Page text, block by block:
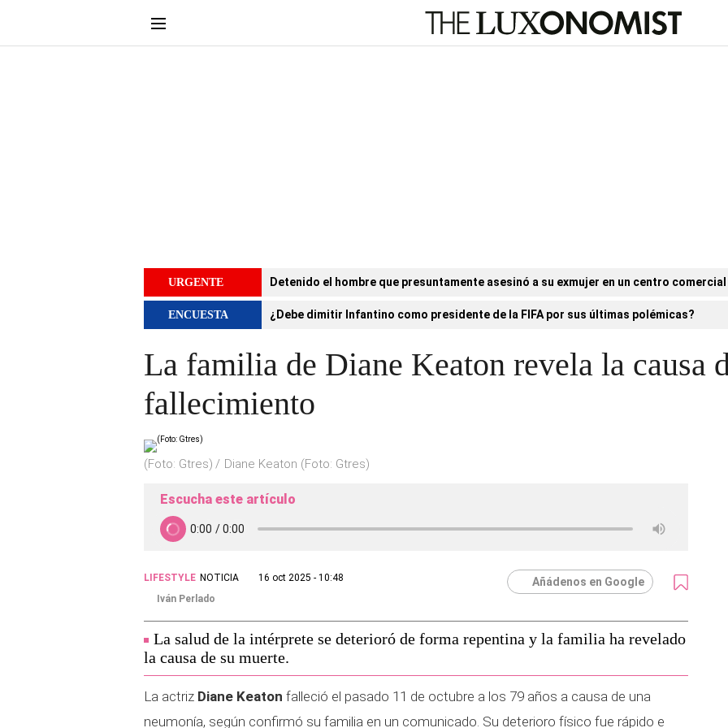
URGENTE Detenido el hombre que presuntamente asesinó a su exmujer en un centro
ENCUESTA ¿Debe dimitir Infantino como presidente de la FIFA por sus últimas polémicas?
La familia de Diane Keaton revela la causa
fallecimiento
(Foto: Gtres) Diane Keaton (Foto: Gtres)
Escucha este artículo
LIFESTYLE NOTICIA
16 oct 2025 - 10:48
Iván Perlado
Añádenos en Google
La salud de la intérprete se deterioró de forma repentina y la familia ha revelado
la causa de su muerte.
La actriz Diane Keaton falleció el pasado 11 de octubre a los 79 años a causa de una
neumonía, según confirmó su familia en un comunicado. Su deterioro físico fue rápido e